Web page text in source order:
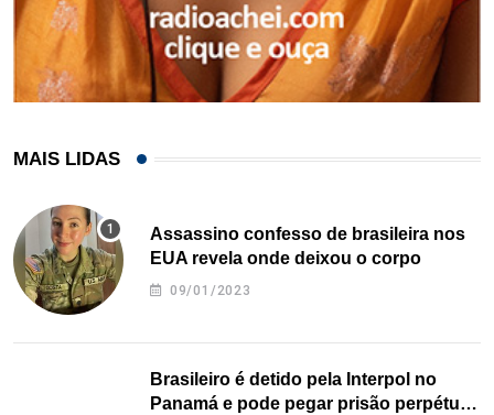
MAIS LIDAS
Assassino confesso de brasileira nos
EUA revela onde deixou o corpo
09/01/2023
Brasileiro é detido pela Interpol no
Panamá e pode pegar prisão perpétua